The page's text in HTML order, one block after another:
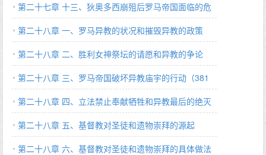
胜利（394～395 A.D.）
第二十七章 十三、狄奥多西崩殂后罗马帝国面临的危
局第二十八章 一、罗马异教的状况和摧毁异教的政策
（378～395 A.D.）
第二十八章 二、胜利女神祭坛的请愿和异教的争论
（384～388 A.D.）
第二十八章 三、罗马帝国破坏异教庙宇的行动（381
～389 A.D.）
第二十八章 四、立法禁止奉献牺牲和异教最后的绝灭
（390～420 A.D.）
第二十八章 五、基督教对圣徒和遗物崇拜的源起
第二十八章 六、基督教对圣徒和遗物崇拜的具体做法